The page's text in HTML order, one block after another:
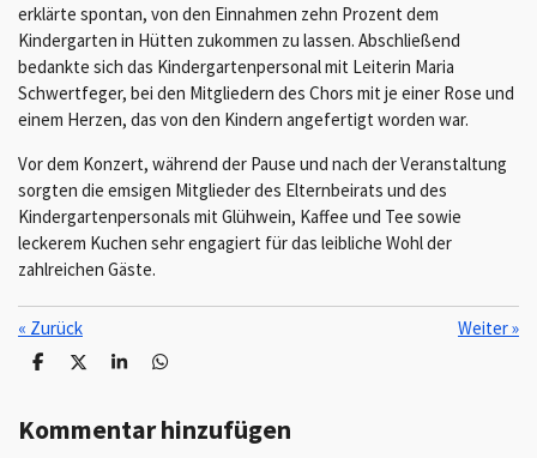
erklärte spontan, von den Einnahmen zehn Prozent dem
Kindergarten in Hütten zukommen zu lassen. Abschließend
bedankte sich das Kindergartenpersonal mit Leiterin Maria
Schwertfeger, bei den Mitgliedern des Chors mit je einer Rose und
einem Herzen, das von den Kindern angefertigt worden war.
Vor dem Konzert, während der Pause und nach der Veranstaltung
sorgten die emsigen Mitglieder des Elternbeirats und des
Kindergartenpersonals mit Glühwein, Kaffee und Tee sowie
leckerem Kuchen sehr engagiert für das leibliche Wohl der
zahlreichen Gäste.
« Zurück Weiter»
T
l
e
T
l
e
T
l
e
T
e
Kommentar hinzufügen